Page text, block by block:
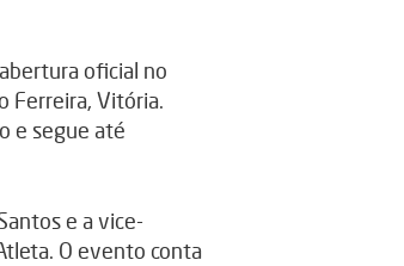
oficial no
Ferreira, Vitória.
e segue até
e a vice-
O evento conta